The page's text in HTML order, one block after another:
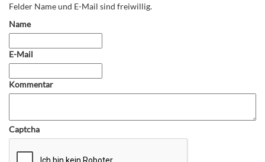
Felder Name und E-Mail sind freiwillig.
Name
E-Mail
Kommentar
Captcha